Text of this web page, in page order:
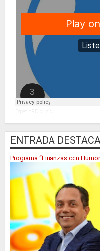
ENTRADA
Programa “Finanzas con